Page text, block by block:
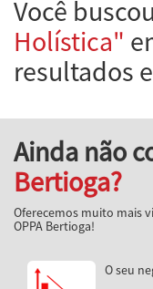
Você
Holística"
resultados
Ainda não
Bertioga?
Oferecemos muito mais
OPPA Bertioga!
O seu